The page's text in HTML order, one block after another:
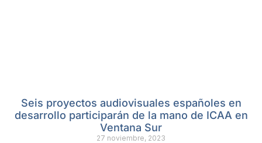
Seis proyectos audiovisuales españoles en
desarrollo participarán de la mano de ICAA en
Ventana Sur
27 noviembre, 2023